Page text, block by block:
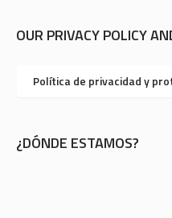
OUR PRIVACY POLICY
Política de privacidad y
¿DÓNDE ESTAMOS?